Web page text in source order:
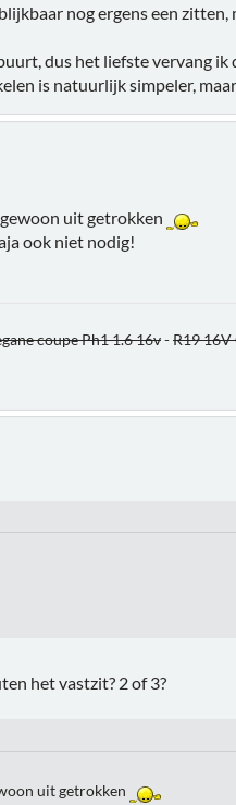
nog ergens een zitten,
dus het liefste vervang
is natuurlijk simpeler,
uit getrokken
ook niet nodig!
coupe Ph1 1.6 16v-R19
het vastzit? 2 of 3?
uit getrokken